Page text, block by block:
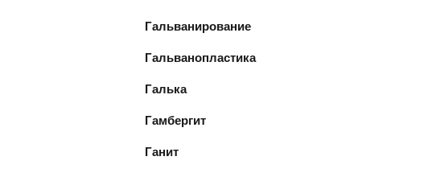
Гальванирование
Гальванопластика
Галька
Гамбергит
Ганит